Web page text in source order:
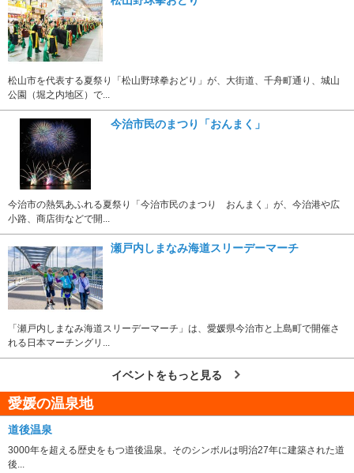
松山市を代表する夏祭り「松山野球拳おどり」が、大街道、千舟町通り、城山
公園（堀之内地区）で...
今治市民のまつり「おんまく」
今治市の熱気あふれる夏祭り「今治市民のまつり おんまく」が、今治港や広
小路、商店街などで開...
瀬戸内しまなみ海道スリーデーマーチ
「瀬戸内しまなみ海道スリーデーマーチ」は、愛媛県今治市と上島町で開催さ
れる日本マーチングリ...
イベントをもっと見る
愛媛の温泉地
道後温泉
3000年を超える歴史をもつ道後温泉。そのシンボルは明治27年に建築された道
後...